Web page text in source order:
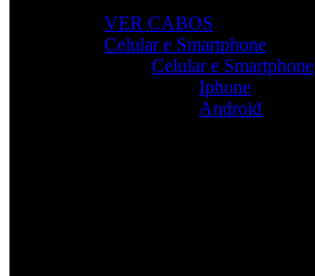
VER CABOS
Celular e Smartphone
Celular e Smartphone
Iphone
Android